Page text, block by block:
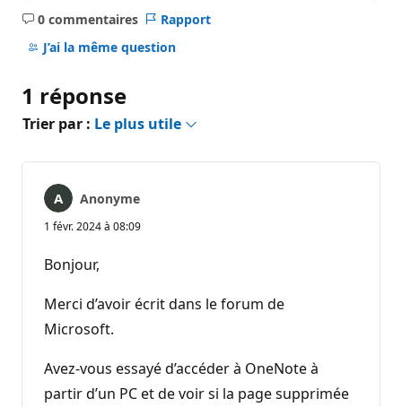
0 commentaires
Aucun
commentaire
Rapport
J’ai la même question
1 réponse
Trier par : Le plus utile
Anonyme
1 févr. 2024 à 08:09
Bonjour,
Merci d’avoir écrit dans le forum de
Microsoft.
Avez-vous essayé d’accéder à OneNote à
partir d’un PC et de voir si la page supprimée